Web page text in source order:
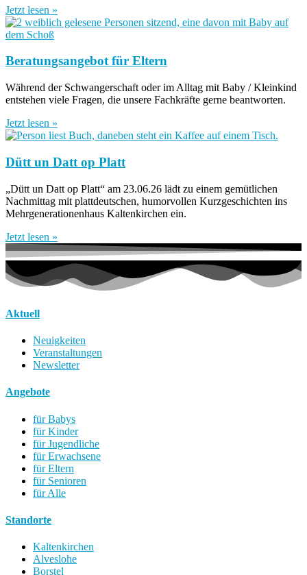
Jetzt lesen »
Beratungsangebot für Eltern
Während der Schwangerschaft oder im Alltag mit Baby / Kleinkind
entstehen viele Fragen, die unsere Fachkräfte gerne beantworten.
Jetzt lesen »
Dütt un Datt op Platt
„Dütt un Datt op Platt“ am 23.06.26 lädt zu einem gemütlichen
Nachmittag mit plattdeutschen, humorvollen Kurzgeschichten ins
Mehrgenerationenhaus Kaltenkirchen ein.
Jetzt lesen »
Aktuell
Neuigkeiten
Veranstaltungen
Newsletter
Angebote
für Babys
für Kinder
für Jugendliche
für Erwachsene
für Eltern
für Senioren
für Alle
Standorte
Kaltenkirchen
Alveslohe
Borstel